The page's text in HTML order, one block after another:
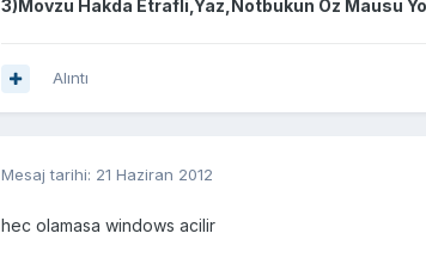
3)Movzu Hakda Etrafli,Yaz,Notbukun Oz Mausu
Alıntı
Mesaj tarihi: 21 Haziran 2012
hec olamasa windows acilir